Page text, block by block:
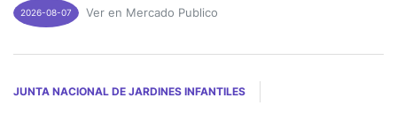
2026-08-07 Ver en Mercado Publico
JUNTA NACIONAL DE JARDINES INFANTILES